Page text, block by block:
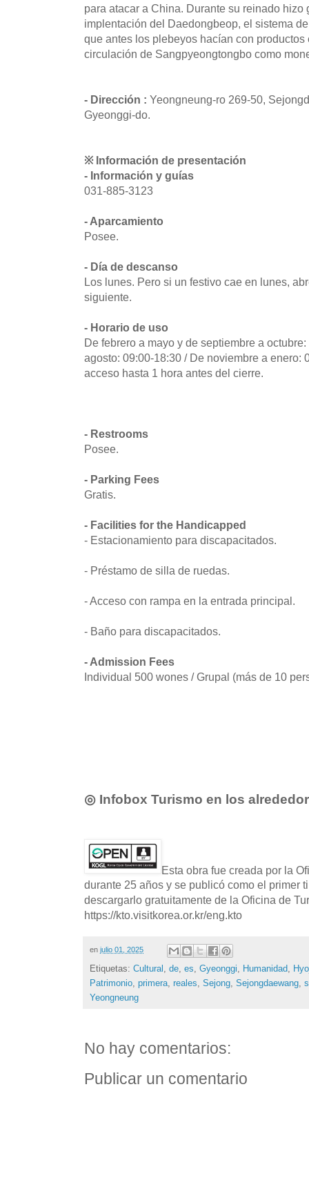
para atacar a China. Durante su reinado hizo
implentación del Daedongbeop, el sistema
que antes los plebeyos hacían con
circulación de Sangpyeongtongbo como
- Dirección : Yeongneung-ro 269-50,
Gyeonggi-do.
※ Información de presentación
- Información y guías
031-885-3123
- Aparcamiento
Posee.
- Día de descanso
Los lunes. Pero si un festivo cae en lunes,
siguiente.
- Horario de uso
De febrero a mayo y de septiembre a
agosto: 09:00-18:30 / De noviembre a enero:
acceso hasta 1 hora antes del cierre.
- Restrooms
Posee.
- Parking Fees
Gratis.
- Facilities for the Handicapped
- Estacionamiento para discapacitados.
- Préstamo de silla de ruedas.
- Acceso con rampa en la entrada principal.
- Baño para discapacitados.
- Admission Fees
Individual 500 wones / Grupal (más de 10
◎ Infobox Turismo en los
Esta obra fue creada por la
durante 25 años y se publicó como el primer
descargarlo gratuitamente de la Oficina de
https://kto.visitkorea.or.kr/eng.kto
en julio 01, 2025
Etiquetas: Cultural de es Gyeonggi Humanidad
Patrimonio primera reales Sejong Sejongdaewang
Yeongneung
No hay comentarios:
Publicar un comentario